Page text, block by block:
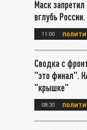
Маск
вглубь
11:00
Сводка с
"это финал".
"крышке"
08:30